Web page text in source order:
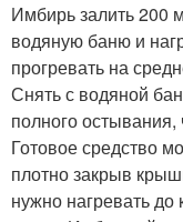
Имбирь залить 200
водяную баню и
прогревать на
Снять с водяной
полного
Готовое средство
плотно закрыв
нужно нагревать